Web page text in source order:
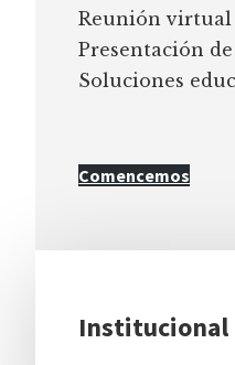
Reunión virtual
Presentación de
Soluciones
Comencemos
Institucional